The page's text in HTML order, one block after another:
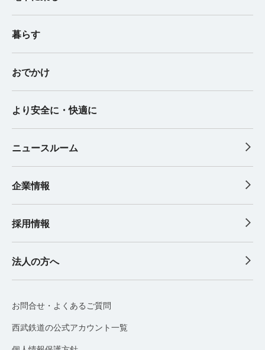
暮らす
おでかけ
より安全に・快適に
ニュースルーム
企業情報
採用情報
法人の方へ
お問合せ・よくあるご質問
西武鉄道の公式アカウント一覧